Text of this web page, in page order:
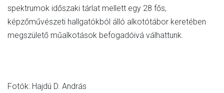
spektrumok időszaki tárlat mellett egy 28 fős,
képzőművészeti hallgatókból álló alkotótábor keretében
megszülető műalkotások befogadóivá válhattunk.
Fotók: Hajdú D. András